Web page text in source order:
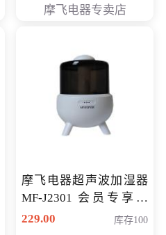
摩飞电器专卖店
摩飞电器超声波加湿器
MF-J2301 会员专享价
168元
229.00 库存100